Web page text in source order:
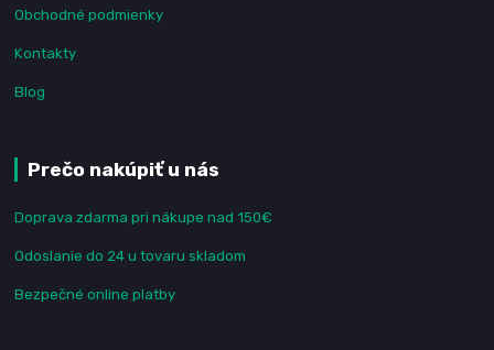
Obchodné podmienky
Kontakty
Blog
Prečo nakúpiť u nás
Doprava zdarma pri nákupe nad 150€
Odoslanie do 24 u tovaru skladom
Bezpečné online platby